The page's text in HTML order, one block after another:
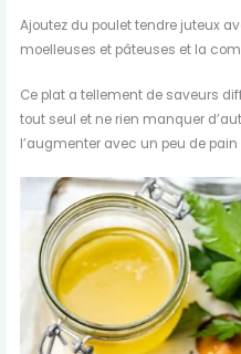
Ajoutez du poulet tendre juteux
moelleuses et pâteuses et la
Ce plat a tellement de saveurs
tout seul et ne rien manquer
l’augmenter avec un peu de pain